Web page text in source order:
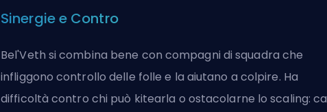
Sinergie e Contro
Bel'Veth si combina bene con compagni di squadra che
infliggono controllo delle folle e la aiutano a colpire. Ha
difficoltà contro chi può kitearla o ostacolarne lo scaling: